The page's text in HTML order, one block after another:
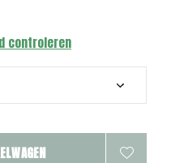
controleren